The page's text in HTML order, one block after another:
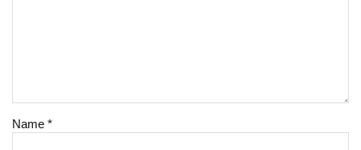
Name*